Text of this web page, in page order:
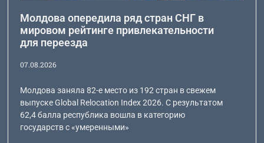
Молдова опередила ряд стран СНГ в
мировом рейтинге привлекательности
для переезда
07.08.2026
Молдова заняла 82-е место из 192 стран в свежем
выпуске Global Relocation Index 2026. С результатом
62,4 балла республика вошла в категорию
государств с «умеренными»